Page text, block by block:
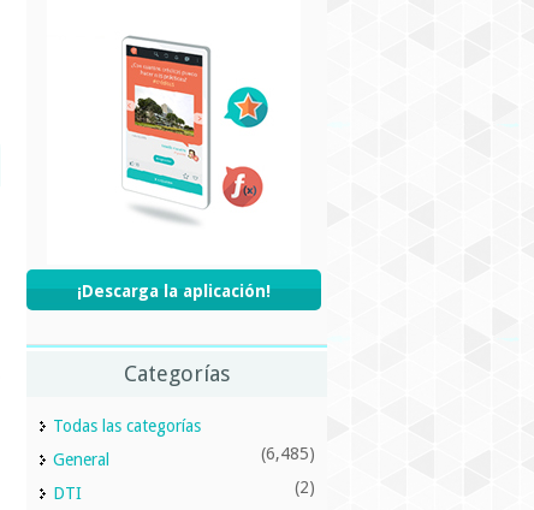
¡Descarga la aplicación!
Categorías
Todas las categorías
General
(6,485)
DTI (2)